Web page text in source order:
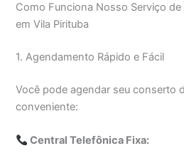
Como Funciona Nosso Serviço
em Vila Pirituba
1. Agendamento Rápido e Fácil
Você pode agendar seu conserto
conveniente:
Central Telefônica Fixa: